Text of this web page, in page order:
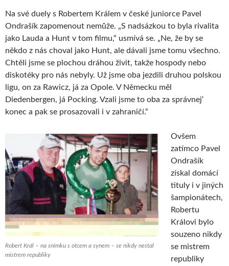
Na své duely s Robertem Králem v české juniorce Pavel
Ondrašík zapomenout nemůže. „S nadsázkou to byla rivalita
jako Lauda a Hunt v tom filmu,“ usmívá se. „Ne, že by se
někdo z nás choval jako Hunt, ale dávali jsme tomu všechno.
Chtěli jsme se plochou dráhou živit, takže hospody nebo
diskotéky pro nás nebyly. Už jsme oba jezdili druhou polskou
ligu, on za Rawicz, já za Opole. V Německu měl
Diedenbergen, já Pocking. Vzali jsme to oba za správnej‘
konec a pak se prosazovali i v zahraničí.“
Robert Král – na snímku s otcem a synem – se nikdy nestal
mistrem republiky
Ovšem
zatímco Pavel
Ondrašík
získal domácí
tituly i v jiných
šampionátech,
Robertu
Královi bylo
souzeno nikdy
se mistrem
republiky